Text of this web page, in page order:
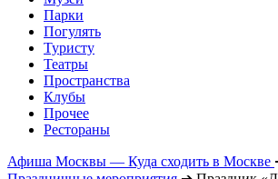
Парки
Погулять
Туристу
Театры
Пространства
Клубы
Прочее
Рестораны
Афиша Москвы — Куда сходить в Москве